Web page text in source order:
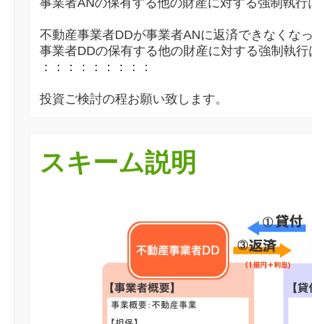
事業者ANの保有する他の財産に対する強制執
不動産事業者DDが事業者ANに返済できなくな
事業者DDの保有する他の財産に対する強制執
：：：：：：：：：
投資ご検討の程お願い致します。
スキーム説明